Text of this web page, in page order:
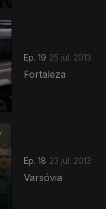
Ep. 19 25 jul. 2013
Fortaleza
Ep. 18 23 jul. 2013
Varsóvia